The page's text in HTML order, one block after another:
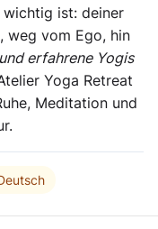
wichtig ist: deiner
weg vom Ego, hin
erfahrene Yogis
Yoga Retreat
Meditation und